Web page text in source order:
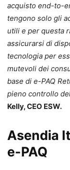
acquisto end-to-
tengono solo gli
utili e per questa
assicurarsi di
tecnologia per
mutevoli dei
base di e-PAQ
pieno controllo
Kelly, CEO ESW.
Asendia
e-PAQ